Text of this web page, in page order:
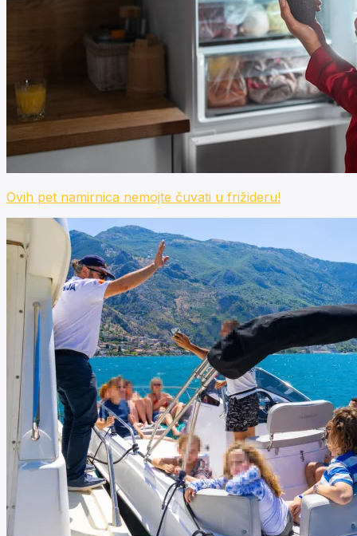
Ovih pet namirnica nemojte čuvati u frižideru!